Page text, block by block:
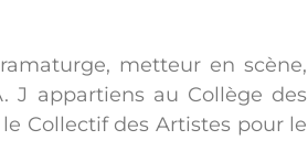
metteur en scène,
J appartiens au Collège des
Collectif des Artistes pour le